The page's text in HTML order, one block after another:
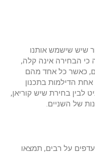
שיש שישמש אותנו
הבחירה אינה קלה,
כאשר כל אחד מהם
הדילמות בתכנון
לבין בחירת שיש קוריאן,
של השניים.
על רבים, תמצאו